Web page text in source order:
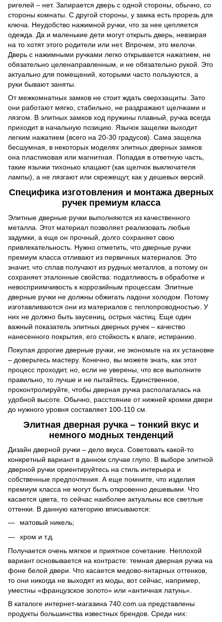
ригелей – нет. Запирается дверь с одной стороны, обычно, со
стороны комнаты. С другой стороны, у замка есть прорезь для
ключа. Неудобство нажимной ручки, что за нее цепляется
одежда. Да и маленькие дети могут открыть дверь, невзирая
на то хотят этого родители или нет. Впрочем, это мелочи.
Дверь с нажимными ручками легко открывается нажатием, не
обязательно целенаправленным, и не обязательно рукой. Это
актуально для помещений, которыми часто пользуются, а
руки бывают заняты.
От межкомнатных замков не стоит ждать сверхзащиты. Зато
они работают мягко, стабильно, не раздражают щелчками и
лязгом. В элитных замков ход пружины плавный, ручка всегда
приходит в начальную позицию. Язычок защелки выходит
легким нажатием (всего на 20-30 градусов). Сама защелка
бесшумная, в некоторых моделях элитных дверных замков
она пластиковая или магнитная. Попадая в ответную часть,
такие язычки тихонько клацают (как щелчок выключателя
лампы), а не лязгают или скрежещут, как у дешевых версий.
Специфика изготовления и монтажа дверных
ручек премиум класса
Элитные дверные ручки выполняются из качественного
металла. Этот материал позволяет реализовать любые
задумки, а еще он прочный, долго сохраняет свою
привлекательность. Нужно отметить, что дверные ручки
премиум класса отливают из первичных материалов. Это
значит, что сплав получают из рудных металлов, а потому он
сохраняет эталонные свойства: податливость в обработке и
невосприимчивость к коррозийным процессам. Элитные
дверные ручки не должны обжигать ладони холодом. Потому
изготавливаются они из материалов с теплопроводностью. У
них не должно быть заусениц, острых частиц. Еще один
важный показатель элитных дверных ручек – качество
нанесенного покрытия, его стойкость к влаге, истиранию.
Покупая дорогие дверные ручки, не экономьте на их установке
– доверьтесь мастеру. Конечно, вы можете знать, как этот
процесс проходит, но, если не уверены, что все выполните
правильно, то лучше и не пытайтесь. Единственное,
проконтролируйте, чтобы дверная ручка располагалась на
удобной высоте. Обычно, расстояние от нижней кромки двери
до нужного уровня составляет 100-110 см.
Элитная дверная ручка – тонкий вкус и
немного модных тенденций
Дизайн дверной ручки – дело вкуса. Советовать какой-то
конкретный вариант в данном случае глупо. В выборе элитной
дверной ручки ориентируйтесь на стиль интерьера и
собственные предпочтения. А еще помните, что изделия
премиум класса не могут быть откровенно дешевыми. Что
касается цвета, то сейчас наиболее актуальны все светлые
оттенки. В данную категорию вписываются:
матовый никель;
хром и т.д.
Получается очень мягкое и приятное сочетание. Неплохой
вариант основывается на контрасте: темная дверная ручка на
фоне белой двери. Что касается медово-янтарных оттенков,
то они никогда не выходят из моды, вот сейчас, например,
уместны «французское золото» или «античная латунь».
В каталоге интернет-магазина 740.com.ua представлены
продукты большинства известных брендов. Среди них: